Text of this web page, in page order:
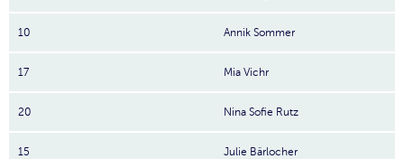
10 Annik Sommer
17 Mia Vichr
20 Nina Sofie Rutz
15 Julie Bärlocher